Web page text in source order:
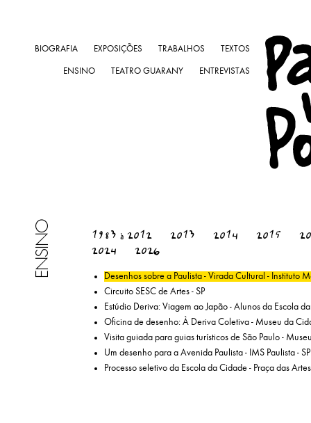
BIOGRAFIA EXPOSIÇÕES TRABALHOS TEXTOS
ENSINO TEATRO GUARANY ENTREVISTAS
ENSINO 1983 à 2012 2013 2014 2015
2024
2026
Desenhos sobre a Paulista - Virada Cultural - Instituto
Circuito SESC de Artes - SP
Estúdio Deriva: Viagem ao Japão - Alunos da Escola
Oficina de desenho: À Deriva Coletiva - Museu da
Visita guiada para guias turísticos de São Paulo -
Um desenho para a Avenida Paulista - IMS Paulista - SP
Processo seletivo da Escola da Cidade - Praça das Artes